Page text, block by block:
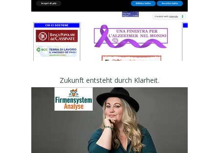
Zukunft entsteht durch Klarheit.